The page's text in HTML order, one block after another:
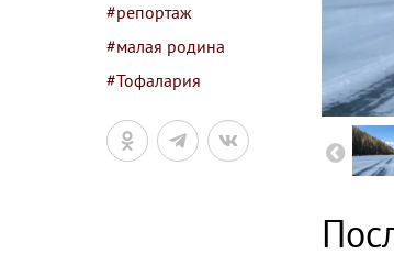
#репортаж
#малая родина
#Тофалария